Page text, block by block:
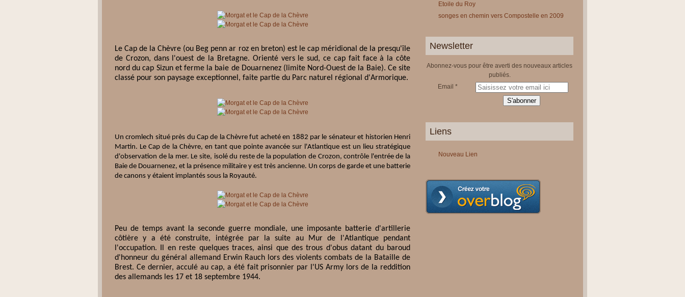
Le Cap de la Chèvre (ou Beg penn ar roz en breton) est le cap méridional de la presqu'île
de Crozon, dans l'ouest de la Bretagne. Orienté vers le sud, ce cap fait face à la côte
nord du cap Sizun et ferme la baie de Douarnenez (limite Nord-Ouest de la Baie). Ce site
classé pour son paysage exceptionnel, faite partie du Parc naturel régional d'Armorique.
Un cromlech situé près du Cap de la Chèvre fut acheté en 1882 par le sénateur et historien Henri
Martin. Le Cap de la Chèvre, en tant que pointe avancée sur l'Atlantique est un lieu stratégique
d'observation de la mer. Le site, isolé du reste de la population de Crozon, contrôle l'entrée de la
Baie de Douarnenez, et la présence militaire y est très ancienne. Un corps de garde et une batterie
de canons y étaient implantés sous la Royauté.
Peu de temps avant la seconde guerre mondiale, une imposante batterie d'artillerie
côtière y a été construite, intégrée par la suite au Mur de l'Atlantique pendant
l'occupation. Il en reste quelques traces, ainsi que des trous d'obus datant du baroud
d'honneur du général allemand Erwin Rauch lors des violents combats de la Bataille de
Brest. Ce dernier, acculé au cap, a été fait prisonnier par l'US Army lors de la reddition
des allemands les 17 et 18 septembre 1944.
Etoile du Roy
songes en chemin vers Compostelle en 2009
Newsletter
Abonnez-vous pour être averti des nouveaux articles
publiés.
Email
Liens
Nouveau Lien